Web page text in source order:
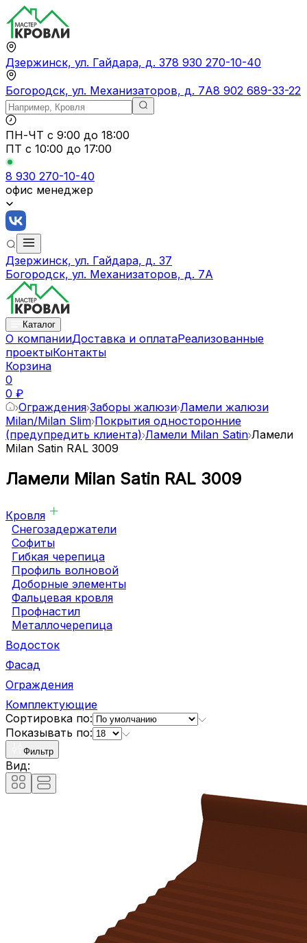
Дзержинск, ул. Гайдара, д. 378 930 270-10-40
Богородск, ул. Механизаторов, д. 7А8 902 689-33-22
ПН-ЧТ с 9:00 до 18:00
ПТ с 10:00 до 17:00
8 930 270-10-40
офис менеджер
Дзержинск, ул. Гайдара, д. 37
Богородск, ул. Механизаторов, д. 7А
Каталог
О компанииДоставка и оплатаРеализованные
проектыКонтакты
Корзина
0
0 ₽
Ограждения Заборы жалюзи Ламели жалюзи
Milan/Milan Slim Покрытия односторонние
(предупредить клиента) Ламели Milan Satin Ламели
Milan Satin RAL 3009
Ламели Milan Satin RAL 3009
Кровля
Снегозадержатели
Софиты
Гибкая черепица
Профиль волновой
Доборные элементы
Фальцевая кровля
Профнастил
Металлочерепица
Водосток
Фасад
Ограждения
Комплектующие
Сортировка по:
Показывать по:
Фильтр
Вид: